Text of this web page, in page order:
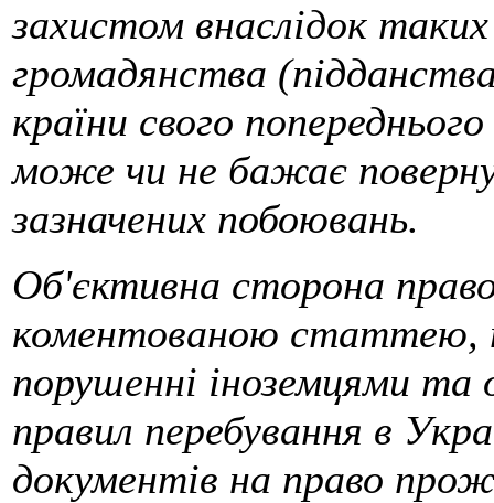
захистом внаслідок
громадянства
країни свого
може чи не бажає
зазначених побоювань.
Об'єктивна сторона
коментованою статтею,
порушенні іноземцями та
правил перебування в
документів на право